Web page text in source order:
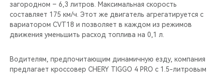
загородном – 6,3 литров. Максимальная скорость
составляет 175 км/ч. Этот же двигатель агрегатируется с
вариатором CVT18 и позволяет в каждом из режимов
движения уменьшить расход топлива на 0,1 л.
Водителям, предпочитающим динамичную езду, компания
предлагает кроссовер CHERY TIGGO 4 PRO с 1.5-литровым